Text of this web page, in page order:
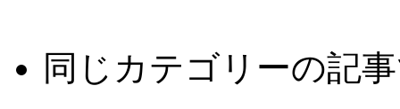
同じカテゴリーの記